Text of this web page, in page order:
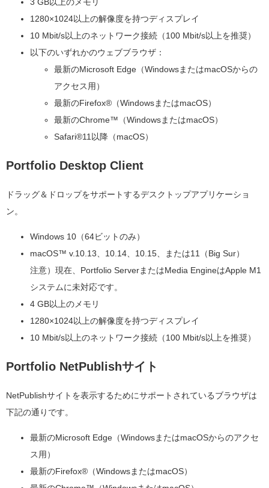
3 GB以上のメモリ
1280×1024以上の解像度を持つディスプレイ
10 Mbit/s以上のネットワーク接続（100 Mbit/s以上を推奨）
以下のいずれかのウェブブラウザ：
最新のMicrosoft Edge（WindowsまたはmacOSからの
アクセス用）
最新のFirefox®（WindowsまたはmacOS）
最新のChrome™（WindowsまたはmacOS）
Safari®11以降（macOS）
Portfolio Desktop Client
ドラッグ＆ドロップをサポートするデスクトップアプリケーショ
ン。
Windows 10（64ビットのみ）
macOS™ v.10.13、10.14、10.15、または11（Big Sur）
注意）現在、Portfolio ServerまたはMedia EngineはApple M1
システムに未対応です。
4 GB以上のメモリ
1280×1024以上の解像度を持つディスプレイ
10 Mbit/s以上のネットワーク接続（100 Mbit/s以上を推奨）
Portfolio NetPublishサイト
NetPublishサイトを表示するためにサポートされているブラウザは
下記の通りです。
最新のMicrosoft Edge（WindowsまたはmacOSからのアクセ
ス用）
最新のFirefox®（WindowsまたはmacOS）